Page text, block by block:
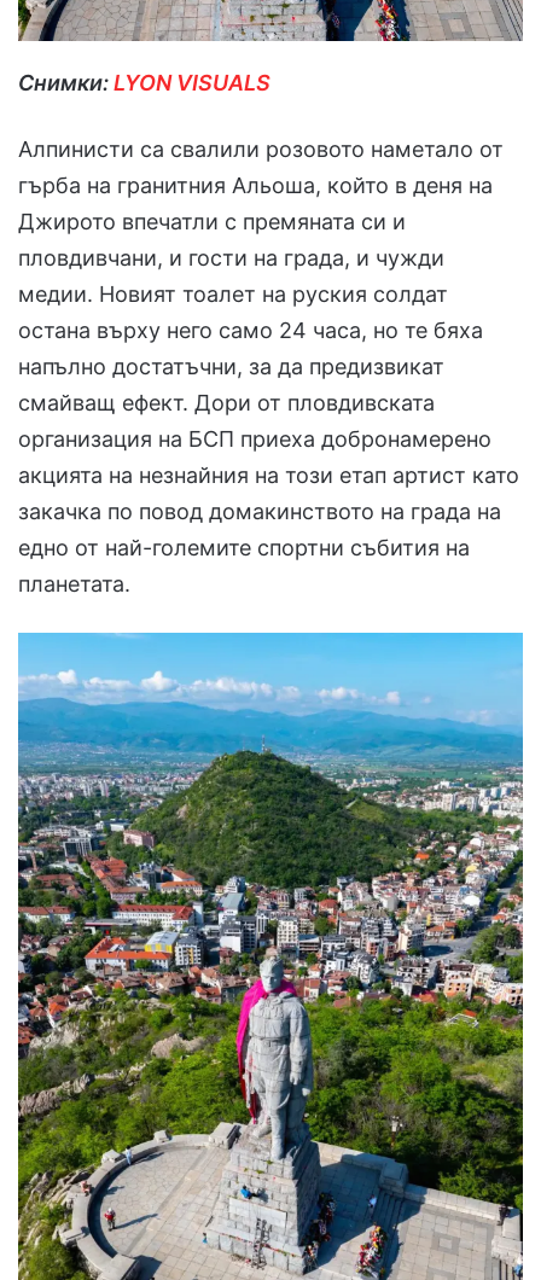
Снимки:LYON VISUALS
Алпинисти са свалили розовото наметало от
гърба на гранитния Альоша, който в деня на
Джирото впечатли с премяната си и
пловдивчани, и гости на града, и чужди
медии. Новият тоалет на руския солдат
остана върху него само 24 часа, но те бяха
напълно достатъчни, за да предизвикат
смайващ ефект. Дори от пловдивската
организация на БСП приеха добронамерено
акцията на незнайния на този етап артист като
закачка по повод домакинството на града на
едно от най-големите спортни събития на
планетата.